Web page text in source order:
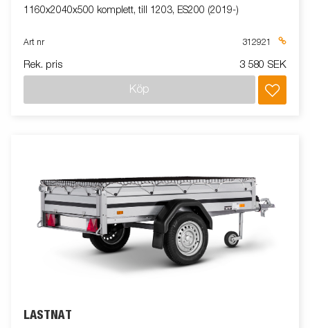
1160x2040x500 komplett, till 1203, ES200 (2019-)
Art nr 312921
Rek. pris 3 580 SEK
Köp
LASTNÄT